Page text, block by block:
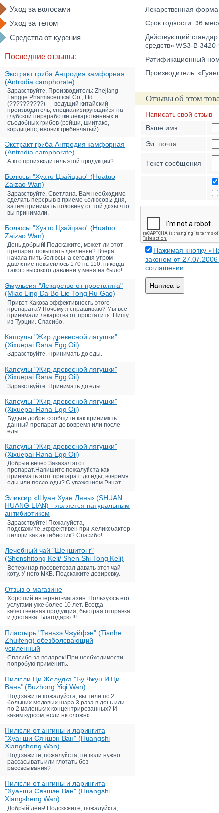
Уход за волосами
Уход за телом
Средства от курения
Последние отзывы:
Экстракт гриба Антродия камфорная
(Antrodia camphorate)
Здравствуйте. Производитель: Zhejiang
Fangge Pharmaceutical Co., Ltd.
(??????????) — ведущий китайский
производитель, специализирующийся на
глубокой переработке лекарственных и
съедобных грибов (рейши, шиитаке,
кордицепс, ежовик гребенчатый)
Экстракт гриба Антродия камфорная
(Antrodia camphorate)
А кто производитель этой продукции?
Болюсы "Хуато Цзайцзао" (Huatuo
Zaizao Wan)
Здравствуйте, Светлана. Вам необходимо
сделать перерыв в приёме болюсов 2 дня,
затем принимать половину от той дозы что
вы принимали.
Болюсы "Хуато Цзайцзао" (Huatuo
Zaizao Wan)
День добрый! Подскажите, может ли этот
препарат повышать давление? Вчера
начала пить болюсы, а сегодня утром
давление повысилось 170 на 110, никогда
такого высокого давлени у меня на было!
Эмульсия "Лекарство от простатита"
(Miao Ling Da Bo Lie Tong Ru Gao)
Привет Какова эффективность этого
препарата? Почему я спрашиваю? Мы все
принимали лекарства от простатита. Пишу
из Турции. Спасибо.
Капсулы "Жир древесной лягушки"
(Xixuepai Rana Egg Oil)
Здравствуйте. Принимать до еды.
Капсулы "Жир древесной лягушки"
(Xixuepai Rana Egg Oil)
Здравствуйте. Принимать до еды.
Капсулы "Жир древесной лягушки"
(Xixuepai Rana Egg Oil)
Будьте добры сообщите как принимать
данный препарат до вовремя или после
еды.
Капсулы "Жир древесной лягушки"
(Xixuepai Rana Egg Oil)
Добрый вечер.Заказал этот
препарат.Напишите пожалуйста как
принимать этот препарат: до еды, вовремя
еды или после еды? С уважением Ринат.
Эликсир «Шуан Хуан Лянь» (SHUAN
HUANG LIAN) - является натуральным
антибиотиком
Здравствуйте! Пожалуйста,
подскажите,Эффективен при Хеликобактер
пилори как антибиотик? Спасибо!
Лечебный чай "Шеншитонг"
(Shenshitong Keli/ Shen Shi Tong Keli)
Ветеринар посоветовал давать этот чай
коту. У него МКБ. Подскажите дозировку.
Отзыв о магазине
Хороший интернет-магазин. Пользуюсь его
услугами уже более 10 лет. Всегда
качественная продукция, быстрая отправка
и доставка. Благодарю !!!
Пластырь "Тяньхэ Чжуйфэн" (Tianhe
Zhuifeng) обезболевающий
усиленный
Спасибо за подарок! При необходимости
попробую применить.
Пилюли Ци Желудка "Бу Чжун И Ци
Вань" (Buzhong Yiqi Wan)
Подскажите пожалуйста, вы пили по 2
больших медовых шара 3 раза в день или
по 2 маленьких концентрированных? И
каким курсом, если не сложно...
Пилюли от ангины и ларингита
"Хуанши Сяншэн Ван" (Huangshi
Xiangsheng Wan)
Подскажите, пожалуйста, пилюли нужно
рассасывать или глотать без
рассасывания?
Пилюли от ангины и ларингита
"Хуанши Сяншэн Ван" (Huangshi
Xiangsheng Wan)
Добрый день! Подскажите, пожалуйста,
Лекарственная
Срок годности: 36
Действующий
средств» WS3-B-
Ратификационный
Производитель:
Отзывы об этом
Написать свой отзыв
Ваше имя
Эл. почта
Текст сообщения
Нажимая кнопку
законом от
соглашении
Написать